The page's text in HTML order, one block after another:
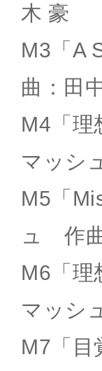
木 豪
M3「A
曲：田
M4「
マッシ
M5「
ュ 作
M6「
マッシ
M7「